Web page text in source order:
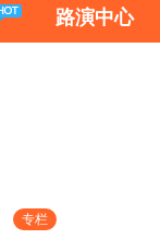
路演中心
专栏